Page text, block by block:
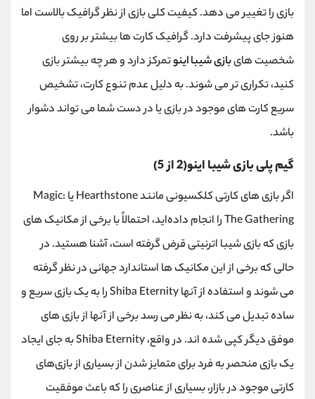
بازی را تغییر می دهد. کیفیت کلی بازی از نظر گرافیک بالاست اما
هنوز جای پیشرفت دارد. گرافیک کارت ها بیشتر بر روی
شخصیت هایبازی شیبا اینوتمرکز دارد و هر چه بیشتر بازی
کنید، تکراری تر می شوند. به دلیل عدم تنوع کارت، تشخیص
سریع کارت های موجود در بازی یا در دست شما می تواند دشوار
باشد.
گیم پلی بازی شیبا اینو(2 از 5)
اگر بازی ‌های کارتی کلکسیونی مانندHearthstoneیا Magic:
The Gatheringرا انجام داده‌اید، احتمالاً با برخی از مکانیک ‌های
بازی که بازی شیبا اترنیتی قرض گرفته است، آشنا هستید. در
حالی که برخی از این مکانیک ها استاندارد جهانی در نظر گرفته
می شوند و استفاده از آنهاShiba Eternityرا به یک بازی سریع و
ساده تبدیل می کند، به نظر می رسد برخی از آنها از بازی های
موفق دیگر کپی شده اند. در واقع،Shiba Eternityبه جای ایجاد
یک بازی منحصر به فرد برای متمایز شدن از بسیاری از بازی‌های
کارتی موجود در بازار، بسیاری از عناصری را که باعث موفقیت